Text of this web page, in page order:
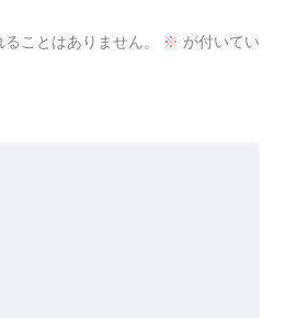
ことはありません。 ※ が付いてい